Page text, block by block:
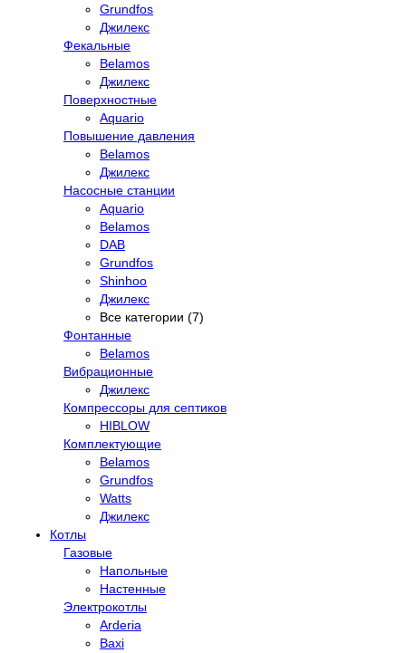
Grundfos
Джилекс
Фекальные
Belamos
Джилекс
Поверхностные
Aquario
Повышение давления
Belamos
Джилекс
Насосные станции
Aquario
Belamos
DAB
Grundfos
Shinhoo
Джилекс
Все категории (7)
Фонтанные
Belamos
Вибрационные
Джилекс
Компрессоры для септиков
HIBLOW
Комплектующие
Belamos
Grundfos
Watts
Джилекс
Котлы
Газовые
Напольные
Настенные
Электрокотлы
Arderia
Baxi